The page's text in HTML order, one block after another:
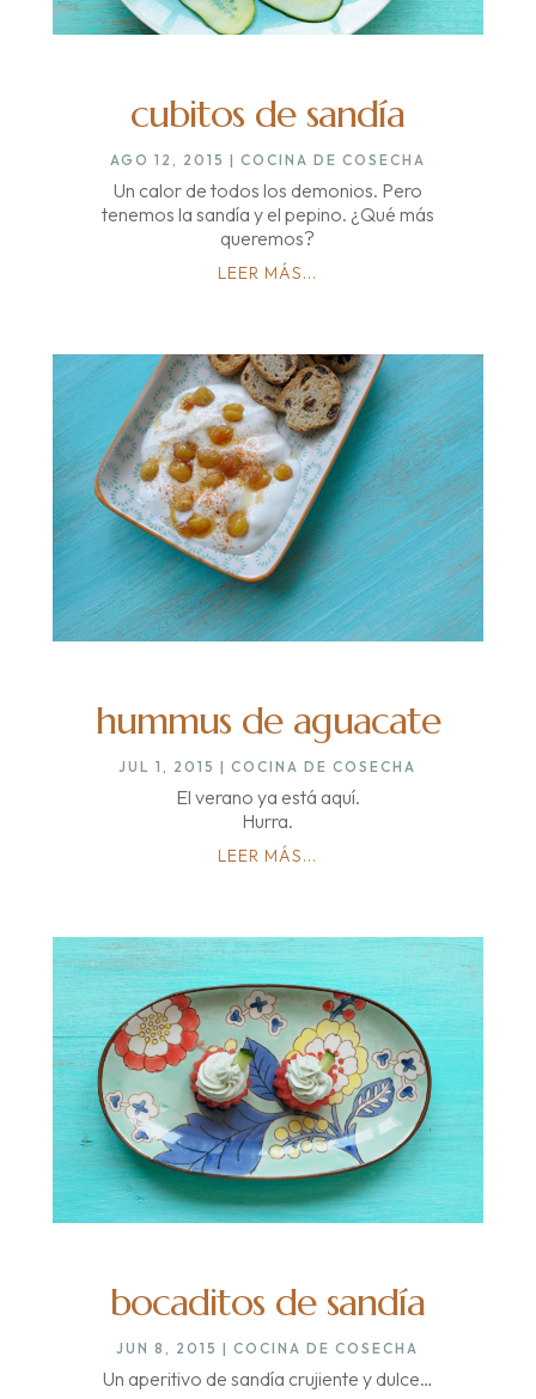
cubitos de sandía
AGO 12, 2015 | COCINA DE COSECHA
Un calor de todos los demonios. Pero
tenemos la sandía y el pepino. ¿Qué más
queremos?
LEER MÁS...
hummus de aguacate
JUL 1, 2015 |COCINA DE COSECHA
El verano ya está aquí.
Hurra.
LEER MÁS...
bocaditos de sandía
JUN 8, 2015 |COCINA DE COSECHA
Un aperitivo de sandía crujiente y dulce…